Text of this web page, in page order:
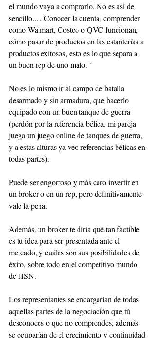
el mundo vaya a comprarlo. No es así de
sencillo..... Conocer la cuenta, comprender
como Walmart, Costco o QVC funcionan,
cómo pasar de productos en las estanterías a
productos exitosos, esto es lo que separa a
un buen rep de uno malo. ”
No es lo mismo ir al campo de batalla
desarmado y sin armadura, que hacerlo
equipado con un buen tanque de guerra
(perdón por la referencia bélica, mi pareja
juega un juego online de tanques de guerra,
y a estas alturas ya veo referencias bélicas en
todas partes).
Puede ser engorroso y más caro invertir en
un broker o en un rep, pero definitivamente
vale la pena.
Además, un broker te diría qué tan factible
es tu idea para ser presentada ante el
mercado, y cuáles son sus posibilidades de
éxito, sobre todo en el competitivo mundo
de HSN.
Los representantes se encargarían de todas
aquellas partes de la negociación que tú
desconoces o que no comprendes, además
se ocuparían de el crecimiento y continuidad